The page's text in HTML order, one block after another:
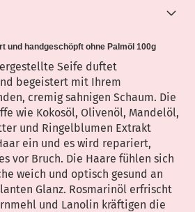
und handgeschöpft ohne Palmöl 100g
Seife duftet
begeistert mit Ihrem
cremig sahnigen Schaum. Die
wie Kokosöl, Olivenöl, Mandelöl,
und Ringelblumen Extrakt
ein und es wird repariert,
vor Bruch. Die Haare fühlen sich
weich und optisch gesund an
Glanz. Rosmarinöl erfrischt
und Lanolin kräftigen die